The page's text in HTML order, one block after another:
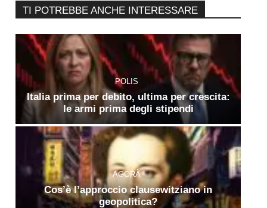
TI POTREBBE ANCHE INTERESSARE
POLIS
Italia prima per debito, ultima per crescita:
le armi prima degli stipendi
AGORÀ
Cos’è l’approccio clausewitziano in
geopolitica?